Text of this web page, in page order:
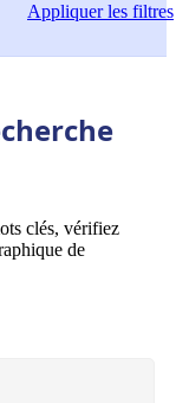
Appliquerles filtres
clés, vérifiez
de